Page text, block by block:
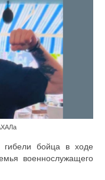
бойца в ходе
военнослужащего